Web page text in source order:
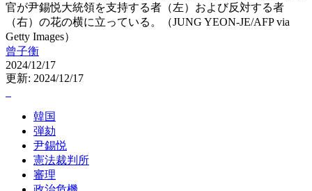
官が尹錫悦大統領を支持する者（左）および反対する者
（右）の花の横に立っている。（JUNG YEON-JE/AFP via
Getty Images）
曾子衡
2024/12/17
更新: 2024/12/17
韓国
弾劾
尹錫悦
憲法裁判所
審理